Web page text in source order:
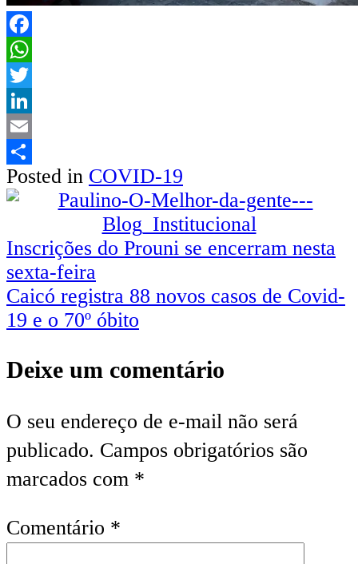
Facebook
WhatsApp
Twitter
LinkedIn
Email
Share
Posted in COVID-19
Inscrições do Prouni se encerram nesta
sexta-feira
Caicó registra 88 novos casos de Covid-
19 e o 70º óbito
Deixe um comentário
O seu endereço de e-mail não será
publicado. Campos obrigatórios são
marcados com *
Comentário *